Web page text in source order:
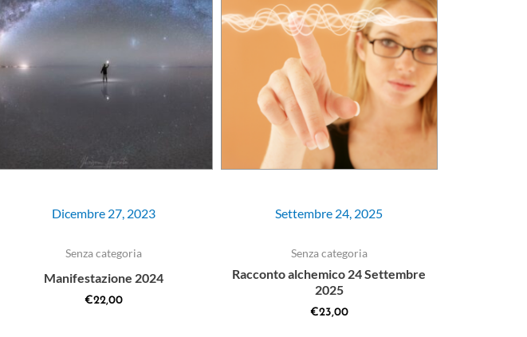
Dicembre 27, 2023
Senza categoria
Manifestazione 2024
€22,00
Settembre 24, 2025
Senza categoria
Racconto alchemico 24 Settembre
2025
€23,00